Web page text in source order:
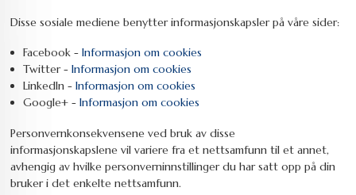
Disse sosiale mediene benytter informasjonskapsler på våre sider:
Facebook - Informasjon om cookies
Twitter - Informasjon om cookies
LinkedIn - Informasjon om cookies
Google+ - Informasjon om cookies
Personvernkonsekvensene ved bruk av disse
informasjonskapslene vil variere fra et nettsamfunn til et annet,
avhengig av hvilke personverninnstillinger du har satt opp på din
bruker i det enkelte nettsamfunn.